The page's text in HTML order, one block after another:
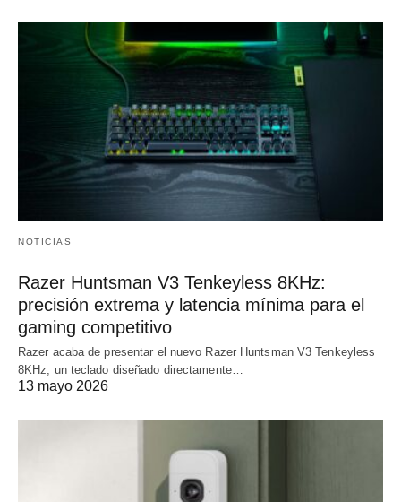
NOTICIAS
Razer Huntsman V3 Tenkeyless 8KHz:
precisión extrema y latencia mínima para el
gaming competitivo
Razer acaba de presentar el nuevo Razer Huntsman V3 Tenkeyless
8KHz, un teclado diseñado directamente…
13 mayo 2026